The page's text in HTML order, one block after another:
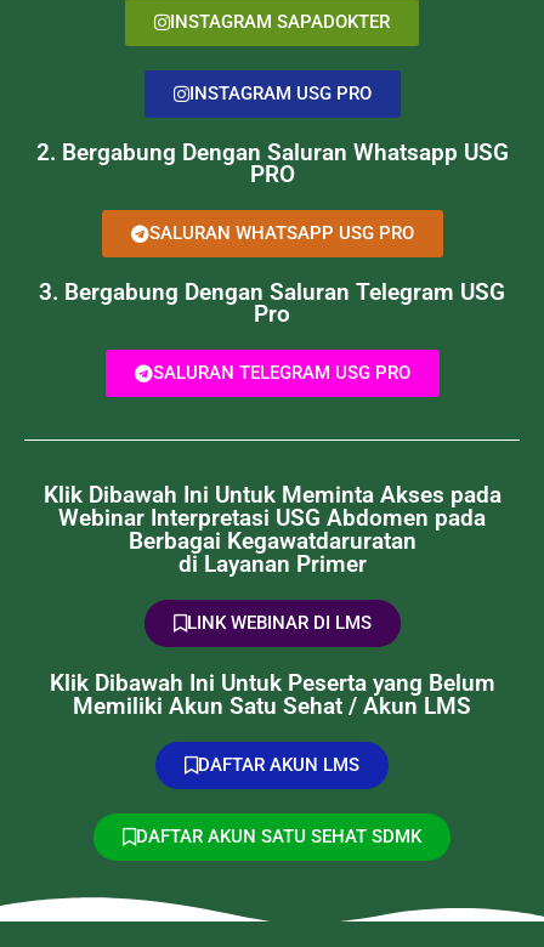
INSTAGRAM SAPADOKTER
INSTAGRAM USG PRO
2. Bergabung Dengan Saluran Whatsapp USG
PRO
SALURAN WHATSAPP USG PRO
3. Bergabung Dengan Saluran Telegram USG
Pro
SALURAN TELEGRAM USG PRO
Klik Dibawah Ini Untuk Meminta Akses pada
Webinar Interpretasi USG Abdomen pada
Berbagai Kegawatdaruratan
di Layanan Primer
LINK WEBINAR DI LMS
Klik Dibawah Ini Untuk Peserta yang Belum
Memiliki Akun Satu Sehat / Akun LMS
DAFTAR AKUN LMS
DAFTAR AKUN SATU SEHAT SDMK